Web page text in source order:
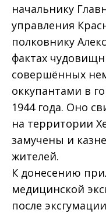
начальнику
управления
полковнику
фактах
совершённых
оккупантами в
1944 года. Оно
на территории
замучены и
жителей.
К донесению
медицинской
после